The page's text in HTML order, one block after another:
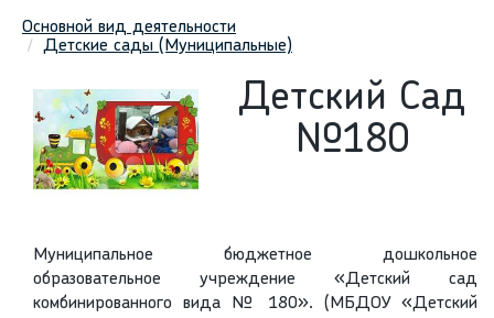
Основной вид деятельности
Детские сады (Муниципальные)
Детский Сад
№180
Муниципальное бюджетное дошкольное
образовательное учреждение «Детский сад
комбинированного вида № 180». (МБДОУ «Детский